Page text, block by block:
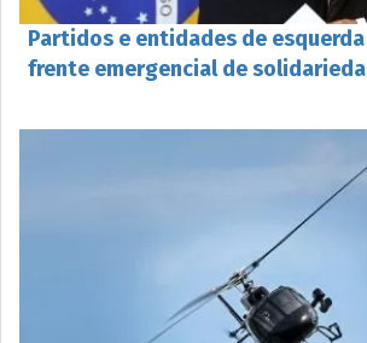
Partidos e entidades de
frente emergencial de